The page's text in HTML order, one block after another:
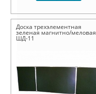
Доска трехэлементная
зеленая магнитно/меловая
ШД-11